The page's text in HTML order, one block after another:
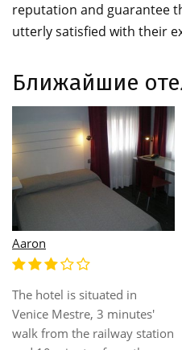
reputation and guarantee
utterly satisfied with their
Ближайшие
Adlon
30 kms to the airport (marco
polo international airport).
40 kms to the airport (treviso